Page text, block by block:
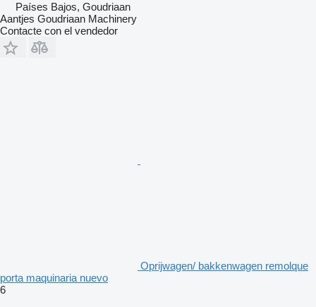
Países Bajos, Goudriaan
Aantjes Goudriaan Machinery
Contacte con el vendedor
Oprijwagen/ bakkenwagen remolque
porta maquinaria nuevo
6